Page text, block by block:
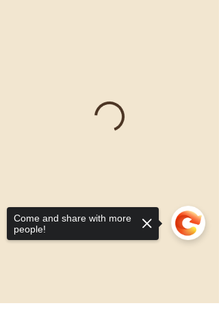
Come and share with more
people!